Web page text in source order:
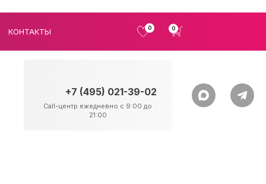
КОНТАКТЫ 0 0
+7 (495) 021-39-02
Call-центр ежедневно с 9:00 до
21:00